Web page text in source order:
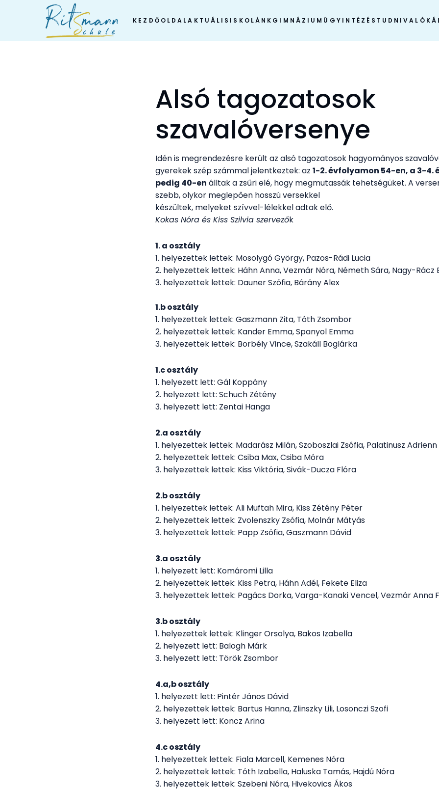
KEZDŐOLDALAKTUÁLIS ISKOLÁNK GIMNÁZIUM ÜGYINTÉZÉS TUDNIVALÓK
Alsó tagozatosok
szavalóversenye
Idén is megrendezésre került az alsó tagozatosok hagyományos
gyerekek szép számmal jelentkeztek: az 1-2. évfolyamon 54-en, a 3-4.
pedig 40-en álltak a zsűri elé, hogy megmutassák tehetségüket. A
szebb, olykor meglepően hosszú versekkel
készültek, melyeket szívvel-lélekkel adtak elő.
Kokas Nóra és Kiss Szilvia szervezők
1. a osztály
1. helyezettek lettek: Mosolygó György, Pazos-Rádi Lucia
2. helyezettek lettek: Háhn Anna, Vezmár Nóra, Németh Sára, Nagy-Rácz
3. helyezettek lettek: Dauner Szófia, Bárány Alex
1.b osztály
1. helyezettek lettek: Gaszmann Zita, Tóth Zsombor
2. helyezettek lettek: Kander Emma, Spanyol Emma
3. helyezettek lettek: Borbély Vince, Szakáll Boglárka
1.c osztály
1. helyezett lett: Gál Koppány
2. helyezett lett: Schuch Zétény
3. helyezett lett: Zentai Hanga
2.a osztály
1. helyezettek lettek: Madarász Milán, Szoboszlai Zsófia, Palatinusz Adrienn
2. helyezettek lettek: Csiba Max, Csiba Móra
3. helyezettek lettek: Kiss Viktória, Sivák-Ducza Flóra
2.b osztály
1. helyezettek lettek: Ali Muftah Mira, Kiss Zétény Péter
2. helyezettek lettek: Zvolenszky Zsófia, Molnár Mátyás
3. helyezettek lettek: Papp Zsófia, Gaszmann Dávid
3.a osztály
1. helyezett lett: Komáromi Lilla
2. helyezettek lettek: Kiss Petra, Háhn Adél, Fekete Eliza
3. helyezettek lettek: Pagács Dorka, Varga-Kanaki Vencel, Vezmár Anna
3.b osztály
1. helyezettek lettek: Klinger Orsolya, Bakos Izabella
2. helyezett lett: Balogh Márk
3. helyezett lett: Török Zsombor
4.a,b osztály
1. helyezett lett: Pintér János Dávid
2. helyezettek lettek: Bartus Hanna, Zlinszky Lili, Losonczi Szofi
3. helyezett lett: Koncz Arina
4.c osztály
1. helyezettek lettek: Fiala Marcell, Kemenes Nóra
2. helyezettek lettek: Tóth Izabella, Haluska Tamás, Hajdú Nóra
3. helyezettek lettek: Szebeni Nóra, Hivekovics Ákos